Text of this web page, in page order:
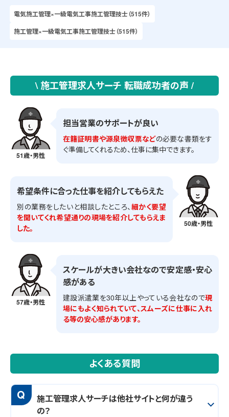
電気施工管理×一級電気工事施工管理技士（515件）
施工管理×一級電気工事施工管理技士（515件）
\ 施工管理求人サーチ 転職成功者の声 /
51歳・男性
担当営業のサポートが良い
在籍証明書や源泉徴収票などの必要な書類をす
ぐ準備してくれるため、仕事に集中できます。
50歳・男性
希望条件に合った仕事を紹介してもらえた
別の業務をしたいと相談したところ、 細かく要望
を聞いてくれ希望通りの現場を紹介してもらえま
した。
57歳・男性
スケールが大きい会社なので安定感・安心
感がある
建設派遣業を30年以上やっている会社なので現
場にもよく知られていて、スムーズに仕事に入れ
る等の安心感があります。
よくある質問
Q
施工管理求人サーチは他社サイトと何が違う
の？